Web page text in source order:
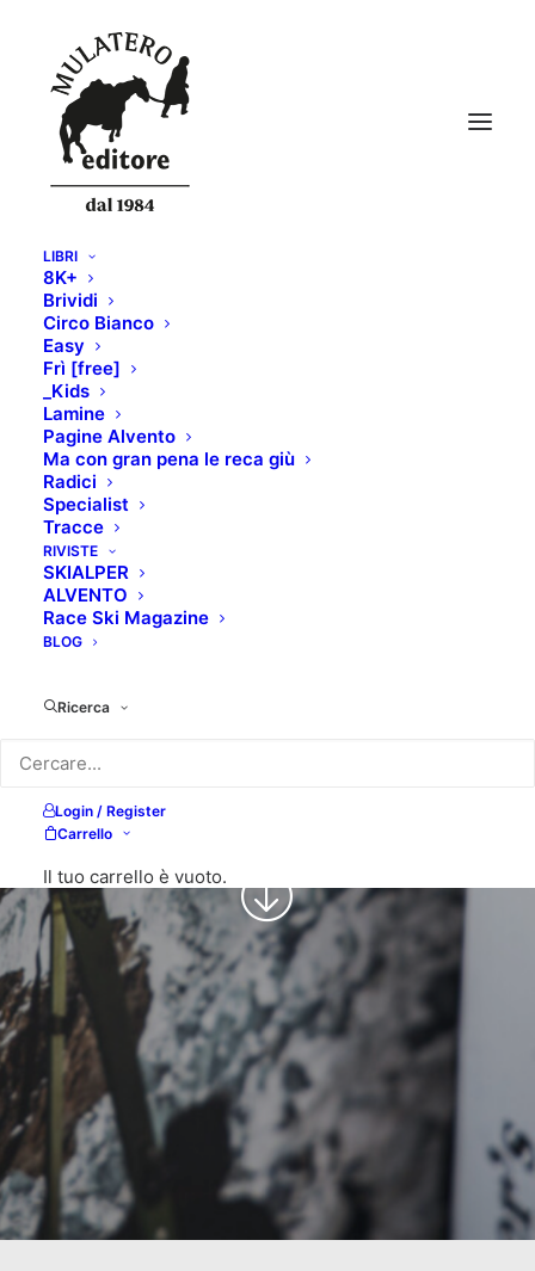
LIBRI
8K+
Brividi
Circo Bianco
Easy
Frì [free]
_Kids
Lamine
Pagine Alvento
Ma con gran pena le reca giù
Radici
Specialist
Tracce
RIVISTE
SKIALPER
ALVENTO
Race Ski Magazine
BLOG
Ricerca
Login / Register
Carrello
Il tuo carrello è vuoto.
degli appassionati di montagna outdoor:
l’inverno, trail running, hiking e alpinismo